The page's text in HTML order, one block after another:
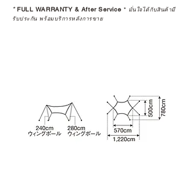
ในอุปกรณ์ที่คุณรัก มีคุณค่าอย่าง
อ่านต่อเรื่องการรับประกันสินค้าได้
*FULL WARRANTY & After Service * มั่นใจได้กับสินค้ามี
รับประกัน พร้อมบริการหลังการขาย